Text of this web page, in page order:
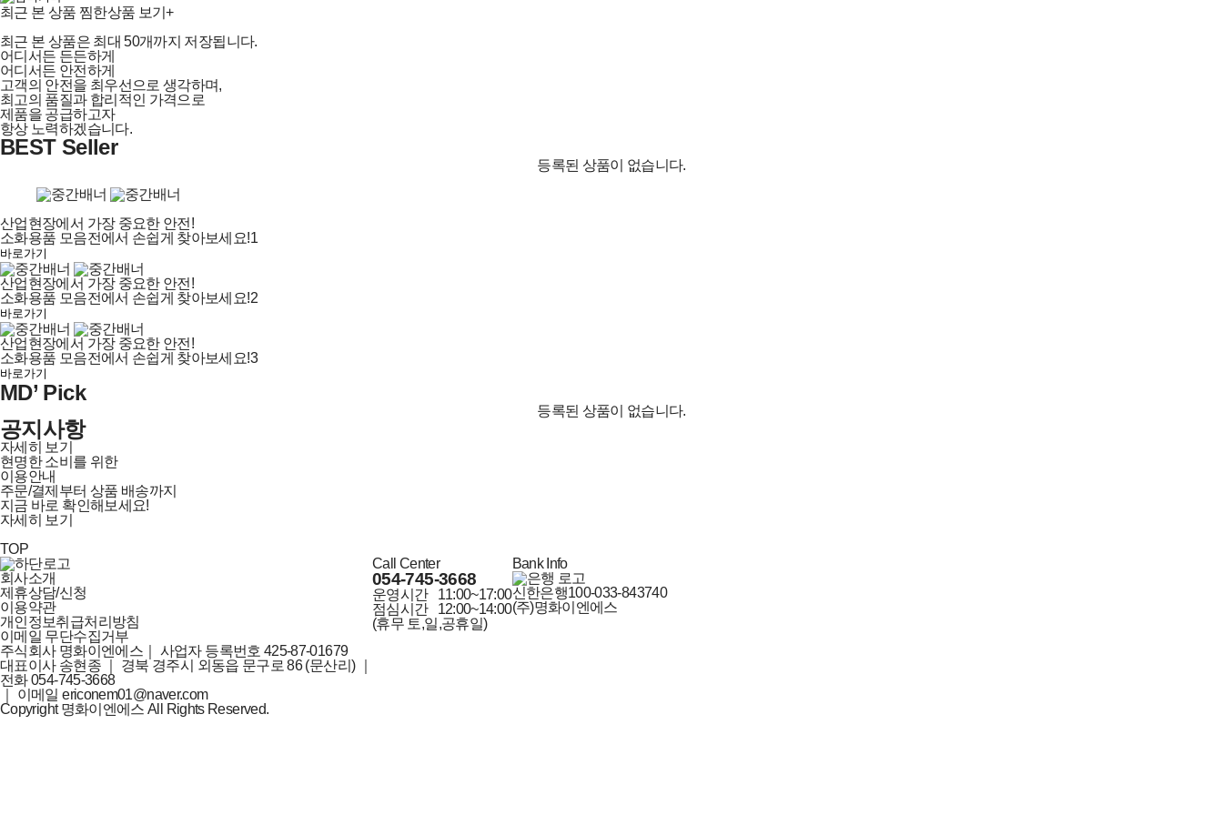
최근 본 상품 찜한상품 보기+
최근 본 상품은 최대 50개까지 저장됩니다.
어디서든 든든하게
어디서든 안전하게
고객의 안전을 최우선으로 생각하며,
최고의 품질과 합리적인 가격으로
제품을 공급하고자
항상 노력하겠습니다.
BEST Seller
등록된 상품이 없습니다.
산업현장에서 가장 중요한 안전!
소화용품 모음전에서 손쉽게 찾아보세요!1
바로가기
산업현장에서 가장 중요한 안전!
소화용품 모음전에서 손쉽게 찾아보세요!2
바로가기
산업현장에서 가장 중요한 안전!
소화용품 모음전에서 손쉽게 찾아보세요!3
바로가기
MD’ Pick
등록된 상품이 없습니다.
공지사항
자세히 보기
현명한 소비를 위한
이용안내
주문/결제부터 상품 배송까지
지금 바로 확인해보세요!
자세히 보기
TOP
회사소개
제휴상담/신청
이용약관
개인정보취급처리방침
이메일 무단수집거부
주식회사 명화이엔에스｜
사업자 등록번호 425-87-01679
대표이사 송현종
경북 경주시 외동읍 문구로 86 (문산리)
전화 054-745-3668
이메일 ericonem01@naver.com
Copyright 명화이엔에스 All Rights Reserved.
Call Center
054-745-3668
운영시간 11:00~17:00
점심시간 12:00~14:00
(휴무 토,일,공휴일)
Bank Info
신한은행100-033-843740
(주)명화이엔에스